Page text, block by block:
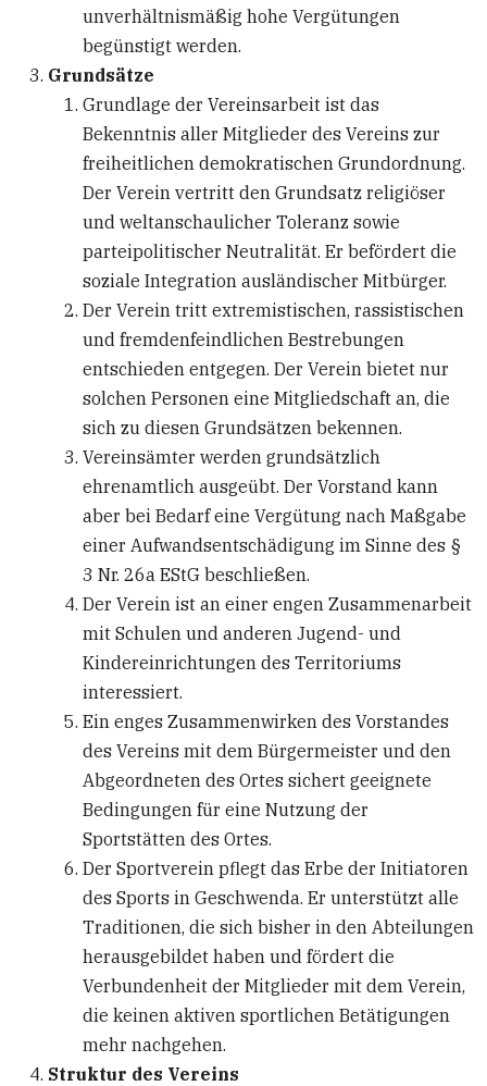
unverhältnismäßig hohe Vergütungen
begünstigt werden.
Grundsätze
Grundlage der Vereinsarbeit ist das
Bekenntnis aller Mitglieder des Vereins zur
freiheitlichen demokratischen Grundordnung.
Der Verein vertritt den Grundsatz religiöser
und weltanschaulicher Toleranz sowie
parteipolitischer Neutralität. Er befördert die
soziale Integration ausländischer Mitbürger.
Der Verein tritt extremistischen, rassistischen
und fremdenfeindlichen Bestrebungen
entschieden entgegen. Der Verein bietet nur
solchen Personen eine Mitgliedschaft an, die
sich zu diesen Grundsätzen bekennen.
Vereinsämter werden grundsätzlich
ehrenamtlich ausgeübt. Der Vorstand kann
aber bei Bedarf eine Vergütung nach Maßgabe
einer Aufwandsentschädigung im Sinne des §
3 Nr. 26a EStG beschließen.
Der Verein ist an einer engen Zusammenarbeit
mit Schulen und anderen Jugend- und
Kindereinrichtungen des Territoriums
interessiert.
Ein enges Zusammenwirken des Vorstandes
des Vereins mit dem Bürgermeister und den
Abgeordneten des Ortes sichert geeignete
Bedingungen für eine Nutzung der
Sportstätten des Ortes.
Der Sportverein pflegt das Erbe der Initiatoren
des Sports in Geschwenda. Er unterstützt alle
Traditionen, die sich bisher in den Abteilungen
herausgebildet haben und fördert die
Verbundenheit der Mitglieder mit dem Verein,
die keinen aktiven sportlichen Betätigungen
mehr nachgehen.
Struktur des Vereins